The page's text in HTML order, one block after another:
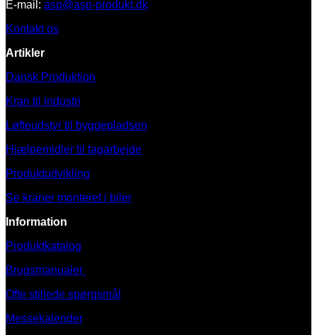
E-mail: asp@asp-produkt.dk
Kontakt os
Artikler
Dansk Produktion
Kran til industri
Løfteudstyr til byggepladsen
Hjælpemidler til tagarbejde
Produktudvikling
Se kraner monteret i biler
Information
Produktkatalog
Brugsmanualer
Ofte stillede spørgsmål
Messekalender